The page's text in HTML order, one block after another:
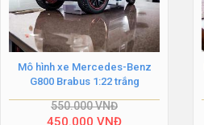
Mô hình xe Mercedes-Benz
G800 Brabus 1:22 trắng
550.000VNĐ
450.000 VNĐ